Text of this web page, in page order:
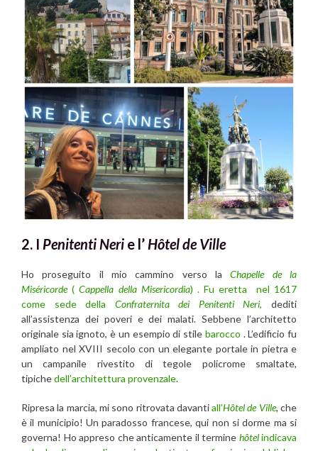
2. I Penitenti Neri e l’Hôtel de Ville
Ho proseguito il mio cammino verso laChapelle de la
Miséricorde(Cappella della Misericordia) . Fu eretta nel 1617
come sede della Confraternita dei Penitenti Neri, dediti
all’assistenza dei poveri e dei malati. Sebbene l’architetto
originale sia ignoto, è un esempio di stile barocco . L’edificio fu
ampliato nel XVIII secolo con un elegante portale in pietra e
un campanile rivestito di tegole policrome smaltate,
tipichedell’architettura provenzale.
Ripresa la marcia, mi sono ritrovata davantiall’Hôtel de Ville, che
è il municipio! Un paradosso francese, qui non si dorme ma si
governa! Ho appreso che anticamente il termine hôtelindicava